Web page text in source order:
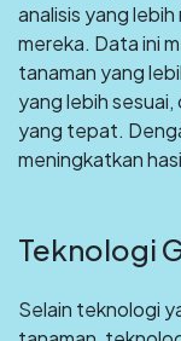
analisis yang
mereka. Data ini
tanaman yang
yang lebih
yang tepat.
meningkatkan
Teknologi
Selain teknologi